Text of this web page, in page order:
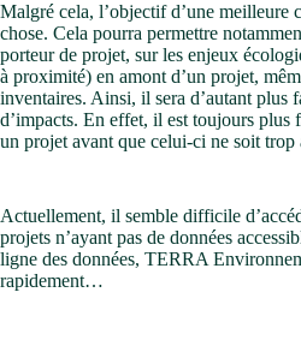
Malgré cela, l’objectif d’une meilleure
chose. Cela pourra permettre
porteur de projet, sur les enjeux
à proximité) en amont d’un projet,
inventaires. Ainsi, il sera d’autant plus
d’impacts. En effet, il est toujours
un projet avant que celui-ci ne soit trop
Actuellement, il semble difficile
projets n’ayant pas de données
ligne des données, TERRA
rapidement…